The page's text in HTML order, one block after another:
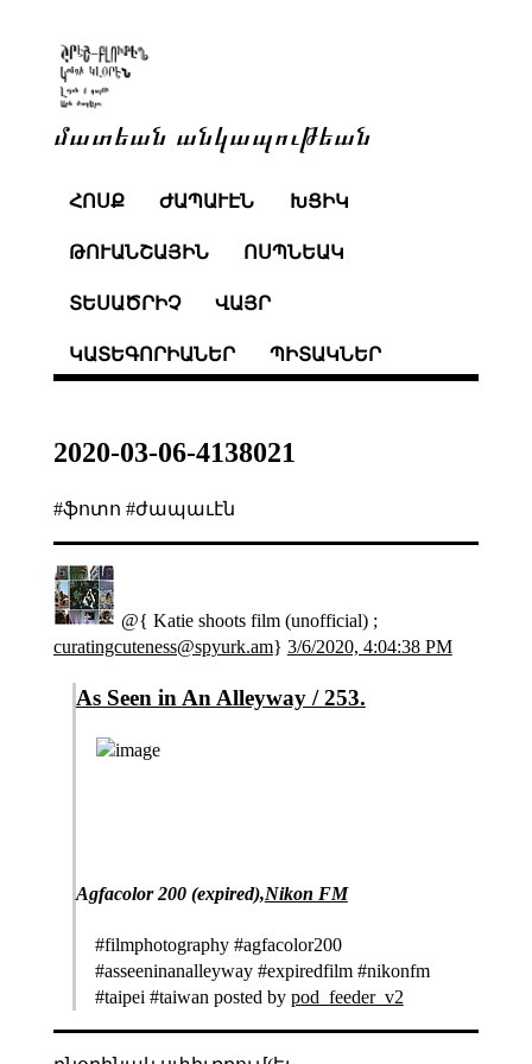
մատեան անկապութեան
ՀՈՍՔ ԺԱՊԱՒԷՆ ԽՑԻԿ
ԹՈՒԱՆՇԱՅԻՆ ՈՍՊՆԵԱԿ
ՏԵՍԱԾՐԻՉ ՎԱՅՐ
ԿԱՏԵԳՈՐԻԱՆԵՐ ՊԻՏԱԿՆԵՐ
2020-03-06-4138021
#ֆոտո #ժապաւէն
@{ Katie shoots film (unofficial) ;
curatingcuteness@spyurk.am} 3/6/2020, 4:04:38 PM
As Seen in An Alleyway / 253.
Agfacolor 200 (expired),Nikon FM
#filmphotography #agfacolor200
#asseeninanalleyway #expiredfilm #nikonfm
#taipei #taiwan posted by pod_feeder_v2